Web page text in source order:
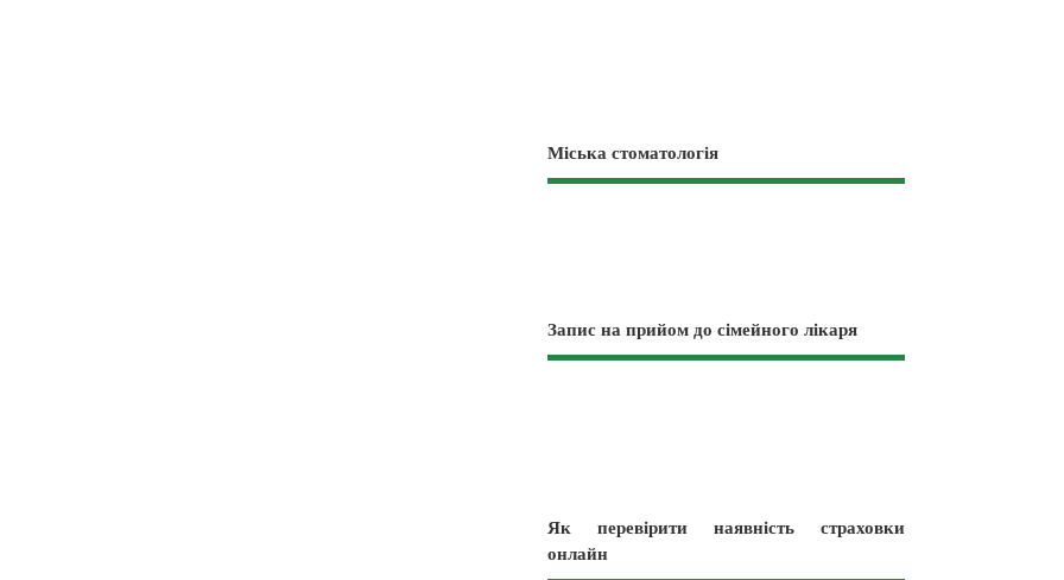
Міська стоматологія
Запис на прийом до сімейного лікаря
Як перевірити наявність страховки
онлайн